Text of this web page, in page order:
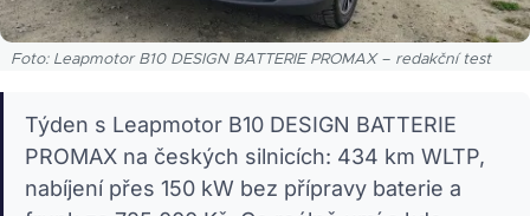
Foto: Leapmotor B10 DESIGN BATTERIE PROMAX – redakční test
Týden s Leapmotor B10 DESIGN BATTERIE
PROMAX na českých silnicích: 434 km WLTP,
nabíjení přes 150 kW bez přípravy baterie a